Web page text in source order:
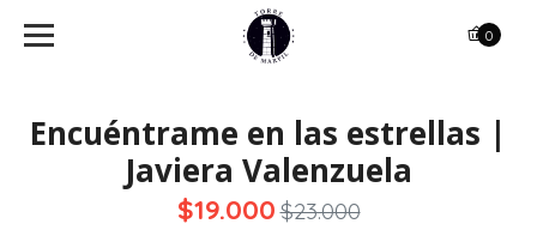
0
Encuéntrame en las estrellas |
Javiera Valenzuela
$19.000$23.000